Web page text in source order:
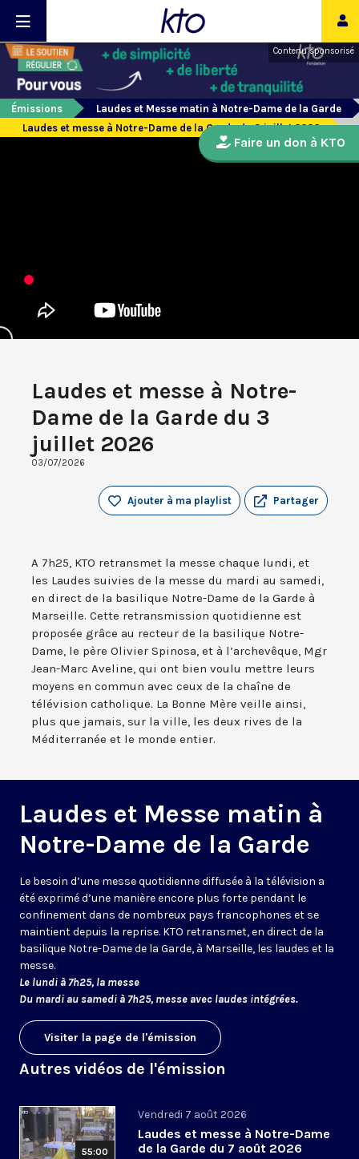
Contenu sponsorisé
Émissions
Laudes et Messe matin à Notre-Dame de la Garde
Laudes et messe à Notre-Dame de la Garde du 3 juillet 2026
Laudes et messe à Notre-
Dame de la Garde du 3
juillet 2026
03/07/2026
Partager
Ajouter à ma playlist
A 7h25, KTO retransmet la messe chaque lundi, et
les Laudes suivies de la messe du mardi au samedi,
en direct de la basilique Notre-Dame de la Garde à
Marseille. Cette retransmission quotidienne est
proposée grâce au recteur de la basilique Notre-
Dame, le père Olivier Spinosa, et à l’archevêque, Mgr
Jean-Marc Aveline, qui ont bien voulu mettre leurs
moyens en commun avec ceux de la chaîne de
télévision catholique. La Bonne Mère veille ainsi,
plus que jamais, sur la ville, les deux rives de la
Méditerranée et le monde entier.
Laudes et Messe matin à
Notre-Dame de la Garde
Le besoin d’une messe quotidienne diffusée à la télévision a
été exprimé d’une manière encore plus forte pendant le
confinement dans de nombreux pays francophones et se
maintient depuis la reprise. KTO retransmet, en direct de la
basilique Notre-Dame de la Garde, à Marseille, les laudes et la
messe.
Le lundi à 7h25, la messe
Du mardi au samedi à 7h25, messe avec laudes intégrées.
Visiter la page de l'émission
Autres vidéos de l'émission
55:00
Vendredi 7 août 2026
Laudes et messe à Notre-Dame
de la Garde du 7 août 2026
Faire un don à KTO